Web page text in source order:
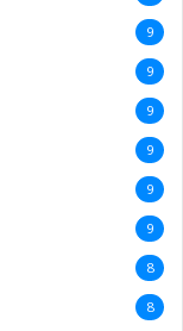
9
9
9
9
9
9
8
8